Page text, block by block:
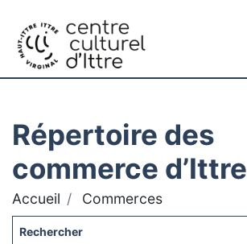
Répertoire des
commerce d’Ittre
Accueil Commerces